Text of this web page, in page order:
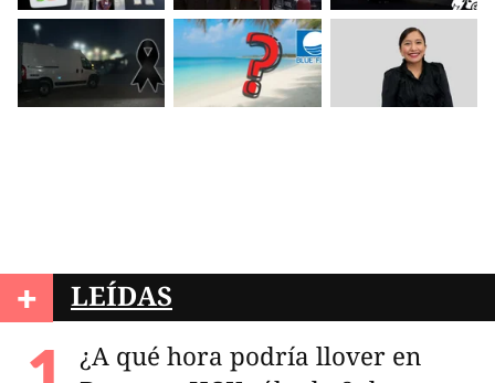
+ LEÍDAS
¿A qué hora podría llover en